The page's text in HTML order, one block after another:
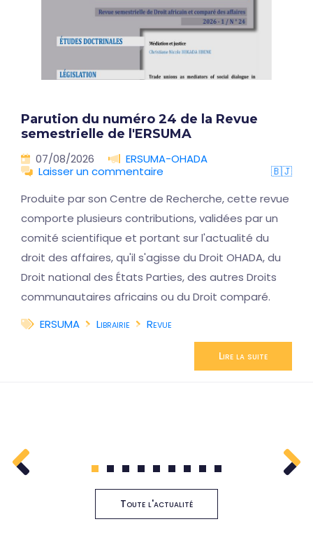
Parution du numéro 24 de la Revue
semestrielle de l'ERSUMA
07/08/2026
ERSUMA-OHADA
Laisser un commentaire
🇧🇯
Produite par son Centre de Recherche, cette revue
comporte plusieurs contributions, validées par un
comité scientifique et portant sur l'actualité du
droit des affaires, qu'il s'agisse du Droit OHADA, du
Droit national des États Parties, des autres Droits
communautaires africains ou du Droit comparé.
ERSUMA
Librairie Revue
Lire la suite
1 2 3 4 5 6 7 8 9
Toute l'actualité